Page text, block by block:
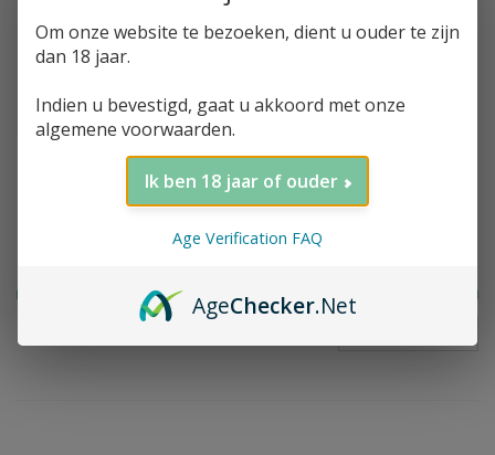
Valdespino, Palo
Cortado, Viejo Calle
€47,71
Om onze website te bezoeken, dient u ouder te zijn
dan 18 jaar.
Indien u bevestigd, gaat u akkoord met onze
algemene voorwaarden.
Ik ben 18 jaar of ouder
Age Verification FAQ
AgeChecker.Net